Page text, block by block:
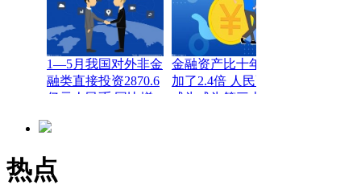
1—5月我国对外非金
融类直接投资2870.6
亿元人民币 同比增
金融资产比十年前增
加了2.4倍 人民币已
成为成为第三大篮子
热点